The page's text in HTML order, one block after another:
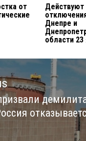
от
Действуют
Днепре и
области 23